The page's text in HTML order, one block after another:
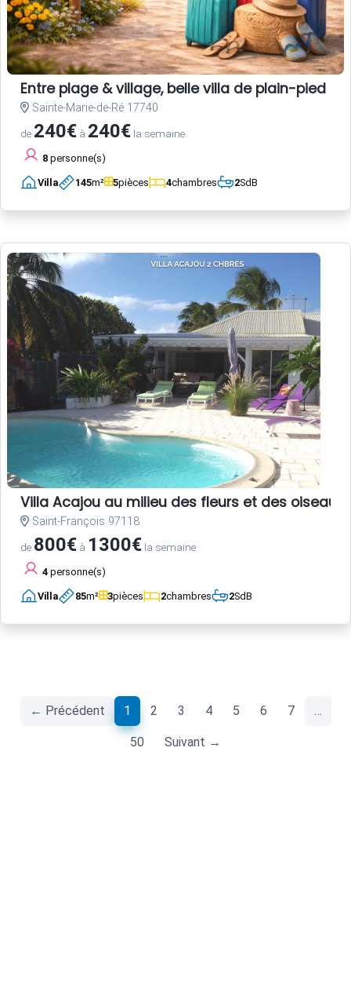
Entre plage & village, belle villa de plain-pied
Sainte-Marie-de-Ré 17740
de 240€ à 240€ la semaine
8 personne(s)
Villa 145m² 5pièces 4chambres 2SdB
Villa Acajou au milieu des fleurs et des oiseaux
Saint-François 97118
de 800€ à 1300€ la semaine
4 personne(s)
Villa 85m² 3pièces 2chambres 2SdB
← Précédent 1 (current)
2 3 4 5 6 7 …
50 Suivant →